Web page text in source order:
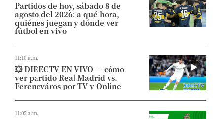
Partidos de hoy, sábado 8 de
agosto del 2026: a qué hora,
quiénes juegan y dónde ver
fútbol en vivo
11:10 a.m.
💥​ DIRECTV EN VIVO — cómo
ver partido Real Madrid vs.
Ferencváros por TV y Online
11:05 a.m.